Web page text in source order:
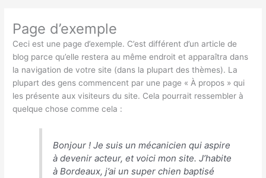
Page d’exemple
Ceci est une page d’exemple. C’est différent d’un article de
blog parce qu’elle restera au même endroit et apparaîtra dans
la navigation de votre site (dans la plupart des thèmes). La
plupart des gens commencent par une page « À propos » qui
les présente aux visiteurs du site. Cela pourrait ressembler à
quelque chose comme cela :
Bonjour ! Je suis un mécanicien qui aspire
à devenir acteur, et voici mon site. J’habite
à Bordeaux, j’ai un super chien baptisé